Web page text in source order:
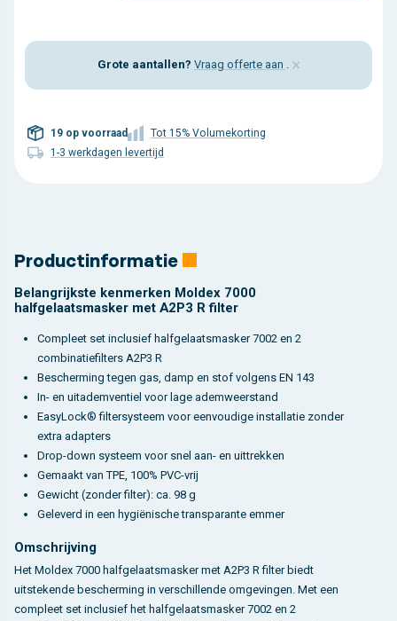
Grote aantallen? Vraag offerte aan . ×
19 op voorraad
Tot 15% Volumekorting
1-3 werkdagen levertijd
Productinformatie
Belangrijkste kenmerken Moldex 7000
halfgelaatsmasker met A2P3 R filter
Compleet set inclusief halfgelaatsmasker 7002 en 2
combinatiefilters A2P3 R
Bescherming tegen gas, damp en stof volgens EN 143
In- en uitademventiel voor lage ademweerstand
EasyLock® filtersysteem voor eenvoudige installatie zonder
extra adapters
Drop-down systeem voor snel aan- en uittrekken
Gemaakt van TPE, 100% PVC-vrij
Gewicht (zonder filter): ca. 98 g
Geleverd in een hygiënische transparante emmer
Omschrijving
Het Moldex 7000 halfgelaatsmasker met A2P3 R filter biedt
uitstekende bescherming in verschillende omgevingen. Met een
compleet set inclusief het halfgelaatsmasker 7002 en 2